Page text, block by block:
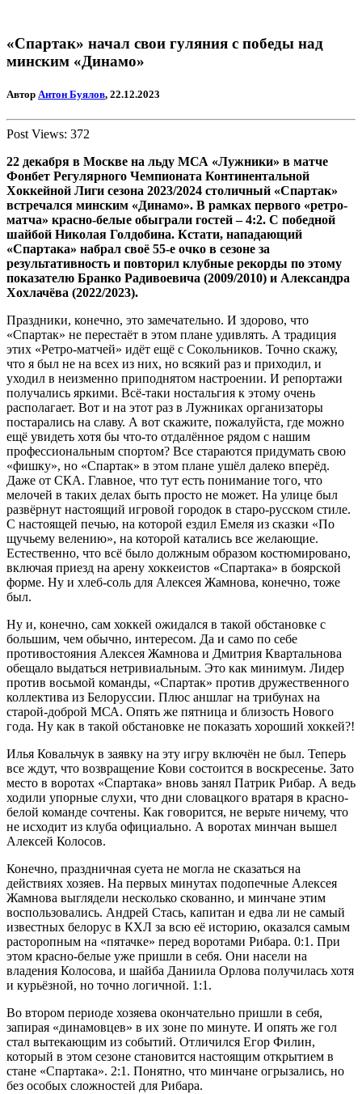
«Спартак» начал свои гуляния с победы над
минским «Динамо»
Автор Антон Буялов, 22.12.2023
Post Views: 372
22 декабря в Москве на льду МСА «Лужники» в матче
Фонбет Регулярного Чемпионата Континентальной
Хоккейной Лиги сезона 2023/2024 столичный «Спартак»
встречался минским «Динамо». В рамках первого «ретро-
матча» красно-белые обыграли гостей – 4:2. С победной
шайбой Николая Голдобина. Кстати, нападающий
«Спартака» набрал своё 55-е очко в сезоне за
результативность и повторил клубные рекорды по этому
показателю Бранко Радивоевича (2009/2010) и Александра
Хохлачёва (2022/2023).
Праздники, конечно, это замечательно. И здорово, что
«Спартак» не перестаёт в этом плане удивлять. А традиция
этих «Ретро-матчей» идёт ещё с Сокольников. Точно скажу,
что я был не на всех из них, но всякий раз и приходил, и
уходил в неизменно приподнятом настроении. И репортажи
получались яркими. Всё-таки ностальгия к этому очень
располагает. Вот и на этот раз в Лужниках организаторы
постарались на славу. А вот скажите, пожалуйста, где можно
ещё увидеть хотя бы что-то отдалённое рядом с нашим
профессиональным спортом? Все стараются придумать свою
«фишку», но «Спартак» в этом плане ушёл далеко вперёд.
Даже от СКА. Главное, что тут есть понимание того, что
мелочей в таких делах быть просто не может. На улице был
развёрнут настоящий игровой городок в старо-русском стиле.
С настоящей печью, на которой ездил Емеля из сказки «По
щучьему велению», на которой катались все желающие.
Естественно, что всё было должным образом костюмировано,
включая приезд на арену хоккеистов «Спартака» в боярской
форме. Ну и хлеб-соль для Алексея Жамнова, конечно, тоже
был.
Ну и, конечно, сам хоккей ожидался в такой обстановке с
большим, чем обычно, интересом. Да и само по себе
противостояния Алексея Жамнова и Дмитрия Квартальнова
обещало выдаться нетривиальным. Это как минимум. Лидер
против восьмой команды, «Спартак» против дружественного
коллектива из Белоруссии. Плюс аншлаг на трибунах на
старой-доброй МСА. Опять же пятница и близость Нового
года. Ну как в такой обстановке не показать хороший хоккей?!
Илья Ковальчук в заявку на эту игру включён не был. Теперь
все ждут, что возвращение Кови состоится в воскресенье. Зато
место в воротах «Спартака» вновь занял Патрик Рибар. А ведь
ходили упорные слухи, что дни словацкого вратаря в красно-
белой команде сочтены. Как говорится, не верьте ничему, что
не исходит из клуба официально. А воротах минчан вышел
Алексей Колосов.
Конечно, праздничная суета не могла не сказаться на
действиях хозяев. На первых минутах подопечные Алексея
Жамнова выглядели несколько скованно, и минчане этим
воспользовались. Андрей Стась, капитан и едва ли не самый
известных белорус в КХЛ за всю её историю, оказался самым
расторопным на «пятачке» перед воротами Рибара. 0:1. При
этом красно-белые уже пришли в себя. Они насели на
владения Колосова, и шайба Даниила Орлова получилась хотя
и курьёзной, но точно логичной. 1:1.
Во втором периоде хозяева окончательно пришли в себя,
запирая «динамовцев» в их зоне по минуте. И опять же гол
стал вытекающим из событий. Отличился Егор Филин,
который в этом сезоне становится настоящим открытием в
стане «Спартака». 2:1. Понятно, что минчане огрызались, но
без особых сложностей для Рибара.